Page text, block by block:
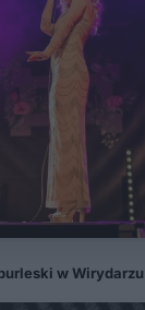
w Wirydarzu